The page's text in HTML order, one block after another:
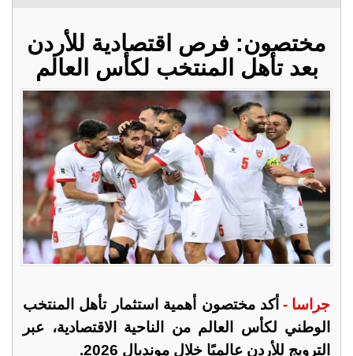
مختصون: فرص اقتصادية للأردن
بعد تأهل المنتخب لكأس العالم
جراسا - أكد مختصون أهمية استثمار تأهل المنتخب
الوطني لكأس العالم من الناحية الاقتصادية، عبر
الترويج للأردن عالميًا خلال مونديال 2026.